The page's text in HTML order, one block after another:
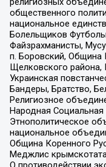
общественного
национальное
Болельщиков
Файзрахманисты,
п. Боровский, Община
Щелковского
Украинская
Бандеры, Братство,
Религиозное
Народная Социальная
Этнополитическое
национальное
Община Коренного
Меджлис